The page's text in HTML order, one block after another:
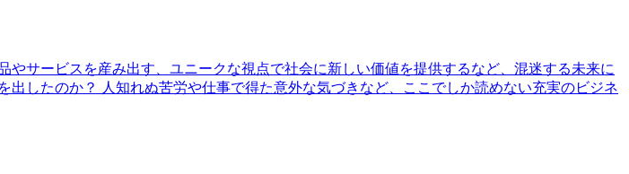
サービスを産み出す、ユニークな視点で社会に新しい価値を提供するなど、混迷する未来に
したのか？ 人知れぬ苦労や仕事で得た意外な気づきなど、ここでしか読めない充実のビジネ